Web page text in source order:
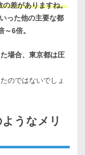
の差がありますね。
った他の主要な都
6倍。
場合、東京都は圧
のではないでしょ
うなメリ